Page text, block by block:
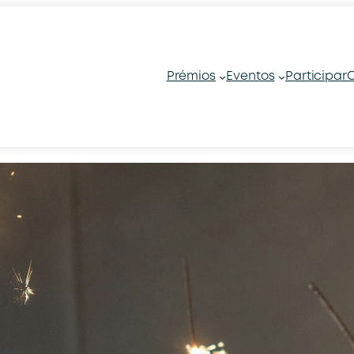
Prémios Eventos Participar